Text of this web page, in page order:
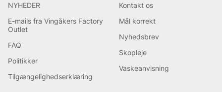
NYHEDER
E-mails fra Vingåkers Factory
Outlet
FAQ
Politikker
Tilgængelighedserklæring
Kontakt os
Mål korrekt
Nyhedsbrev
Skopleje
Vaskeanvisning